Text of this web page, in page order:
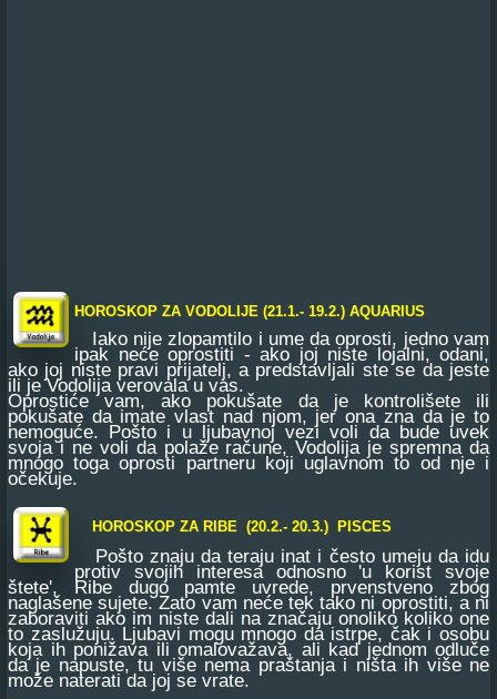
HOROSKOP ZA VODOLIJE (21.1.- 19.2.) AQUARIUS
Iako nije zlopamtilo i ume da oprosti, jedno vam
ipak neće oprostiti - ako joj niste lojalni, odani,
ako joj niste pravi prijatelj, a predstavljali ste se da jeste
ili je Vodolija verovala u vas.
Oprostiće vam, ako pokušate da je kontrolišete ili
pokušate da imate vlast nad njom, jer ona zna da je to
nemoguće. Pošto i u ljubavnoj vezi voli da bude uvek
svoja i ne voli da polaže račune, Vodolija je spremna da
mnogo toga oprosti partneru koji uglavnom to od nje i
očekuje.
HOROSKOP ZA RIBE (20.2.- 20.3.) PISCES
Pošto znaju da teraju inat i često umeju da idu
protiv svojih interesa odnosno 'u korist svoje
štete', Ribe dugo pamte uvrede, prvenstveno zbog
naglašene sujete. Zato vam neće tek tako ni oprostiti, a ni
zaboraviti ako im niste dali na značaju onoliko koliko one
to zaslužuju. Ljubavi mogu mnogo da istrpe, čak i osobu
koja ih ponižava ili omalovažava, ali kad jednom odluče
da je napuste, tu više nema praštanja i ništa ih više ne
može naterati da joj se vrate.